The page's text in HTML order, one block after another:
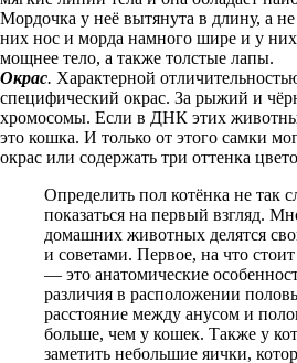
Мордочка у неё вытянута в длину, а
них нос и морда намного шире и у них
мощнее тело, а также толстые лапы.
Окрас. Характерной
специфический окрас. За рыжий и
хромосомы. Если в ДНК этих
это кошка. И только от этого самки
окрас или содержать три оттенка
Определить пол котёнка не так
показаться на первый взгляд.
домашних животных делятся
и советами. Первое, на что
— это анатомические
различия в расположении
расстояние между анусом и
больше, чем у кошек. Также у
заметить небольшие яички,